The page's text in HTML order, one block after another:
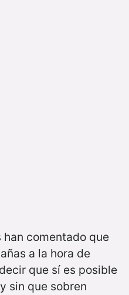
comentado que
a la hora de
que sí es posible
sin que sobren